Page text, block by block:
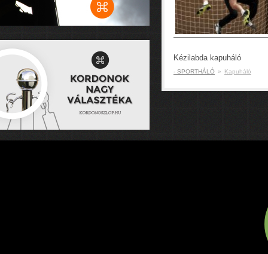
Kézilabda kapuháló
- SPORTHÁLÓ » Kapuháló